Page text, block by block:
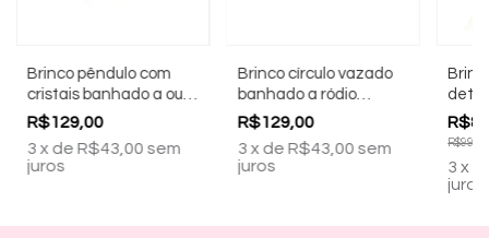
Brinco pêndulo com
cristais banhado a ouro
18k
R$129,00
3 xde R$43,00 sem
juros
Brinco círculo vazado
banhado a ródio
branco
R$129,00
3 xde R$43,00 sem
juros
R$99,00
3 x
juros